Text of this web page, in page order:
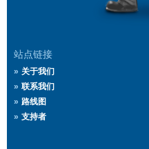
站点链接
关于我们
联系我们
路线图
支持者